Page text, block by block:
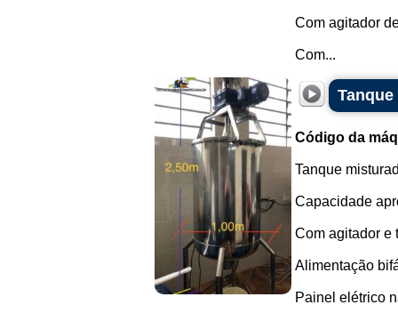
Com agitador
Com...
Código da
Tanque
Capacidade
Com agitador e
Alimentação
Painel elétrico